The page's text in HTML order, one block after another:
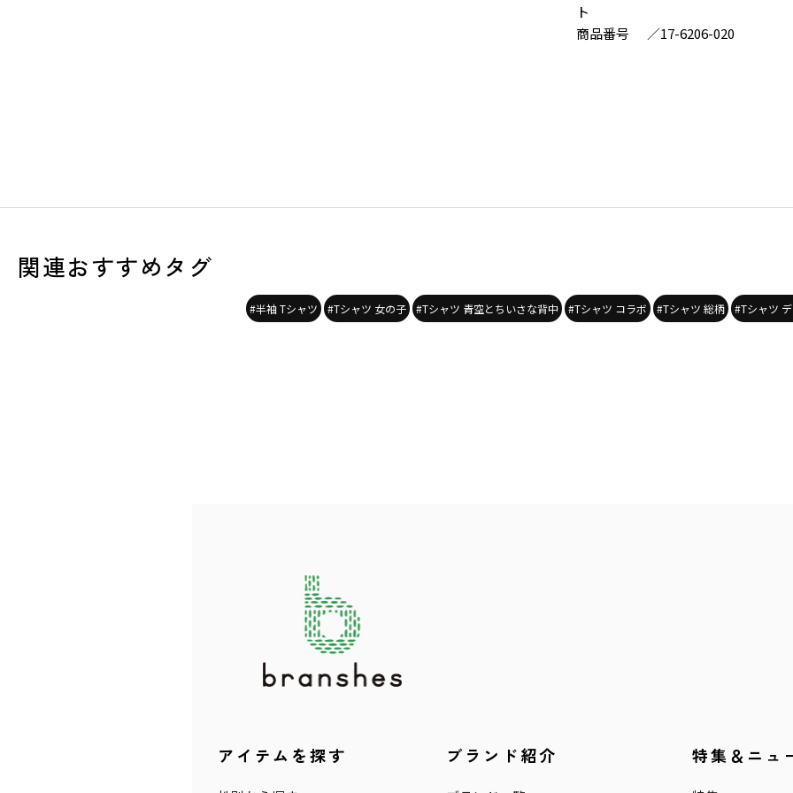
ト
商品番号 ／17-6206-020
関連おすすめタグ
#半袖 Tシャツ #Tシャツ 女の子 #Tシャツ 青空とちいさな背中 #Tシャツ コラボ #Tシャツ 総柄 #Tシャツ
アイテムを探す ブランド紹介 特集＆ニュ